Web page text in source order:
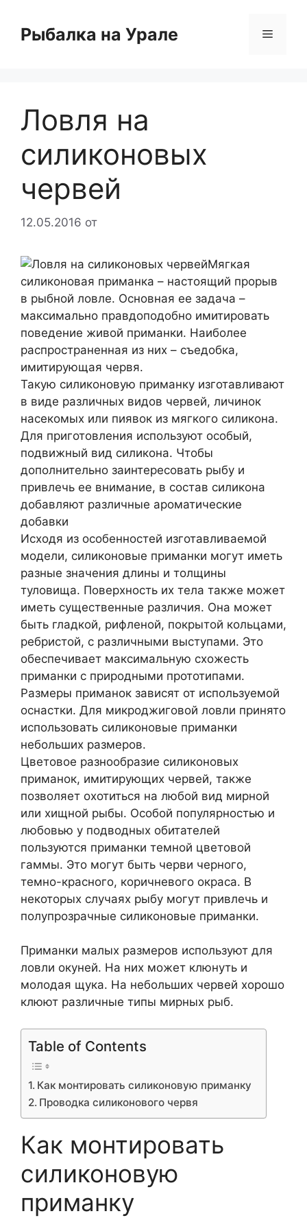
содержимому
Рыбалка на Урале Меню
Ловля на
силиконовых
червей
12.05.2016 от
Мягкая
силиконовая приманка – настоящий прорыв
в рыбной ловле. Основная ее задача –
максимально правдоподобно имитировать
поведение живой приманки. Наиболее
распространенная из них – съедобка,
имитирующая червя.
Такую силиконовую приманку изготавливают
в виде различных видов червей, личинок
насекомых или пиявок из мягкого силикона.
Для приготовления используют особый,
подвижный вид силикона. Чтобы
дополнительно заинтересовать рыбу и
привлечь ее внимание, в состав силикона
добавляют различные ароматические
добавки
Исходя из особенностей изготавливаемой
модели, силиконовые приманки могут иметь
разные значения длины и толщины
туловища. Поверхность их тела также может
иметь существенные различия. Она может
быть гладкой, рифленой, покрытой кольцами,
ребристой, с различными выступами. Это
обеспечивает максимальную схожесть
приманки с природными прототипами.
Размеры приманок зависят от используемой
оснастки. Для микроджиговой ловли принято
использовать силиконовые приманки
небольших размеров.
Цветовое разнообразие силиконовых
приманок, имитирующих червей, также
позволяет охотиться на любой вид мирной
или хищной рыбы. Особой популярностью и
любовью у подводных обитателей
пользуются приманки темной цветовой
гаммы. Это могут быть черви черного,
темно-красного, коричневого окраса. В
некоторых случаях рыбу могут привлечь и
полупрозрачные силиконовые приманки.
Приманки малых размеров используют для
ловли окуней. На них может клюнуть и
молодая щука. На небольших червей хорошо
клюют различные типы мирных рыб.
Table of Contents
Как монтировать силиконовую приманку
Проводка силиконового червя
Как монтировать
силиконовую
приманку